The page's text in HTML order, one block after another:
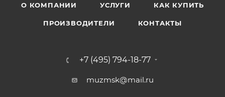
О КОМПАНИИ УСЛУГИ КАК КУПИТЬ
ПРОИЗВОДИТЕЛИ КОНТАКТЫ
+7 (495) 794-18-77
muzmsk@mail.ru